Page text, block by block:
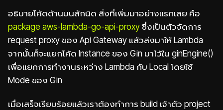
อธิบายโค้ดด้านบนสักนิด สิ่งที่เพิ่มมาอย่างแรกเลย คือ
package aws-lambda-go-api-proxy ซึ่งเป็นตัวจัดการ
request proxy ของ Api Gateway แล้วส่งมาให้ Lambda
จากนั้นก็จะแยกโค้ด Instance ของ Gin มาไว้ใน ginEngine()
เพื่อแยกการทำงานระหว่าง Lambda กับ Local โดยใช้
Mode ของ Gin
เมื่อเสร็จเรียบร้อยแล้วเราต้องทำการ build เจ้าตัว project